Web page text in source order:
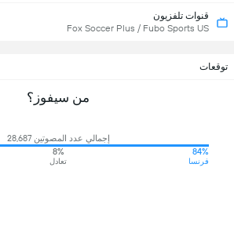
قنوات تلفزيون
Fox Soccer Plus / Fubo Sports US
توقعات
من سيفوز؟
إجمالي عدد المصوتين 28,687
84%
فرنسا
8%
تعادل